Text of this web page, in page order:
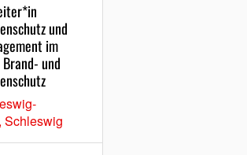
und
im
und
Schleswig